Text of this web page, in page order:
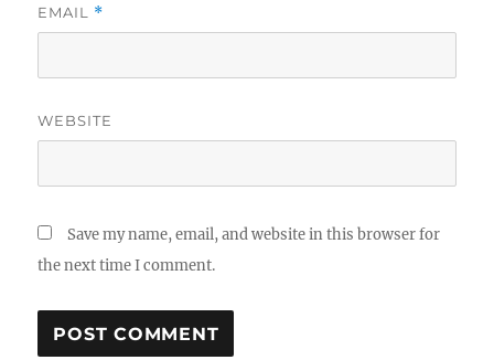
EMAIL *
WEBSITE
Save my name, email, and website in this browser for
the next time I comment.